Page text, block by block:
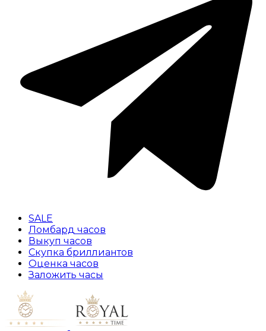
SALE
Ломбард часов
Выкуп часов
Скупка бриллиантов
Оценка часов
Заложить часы